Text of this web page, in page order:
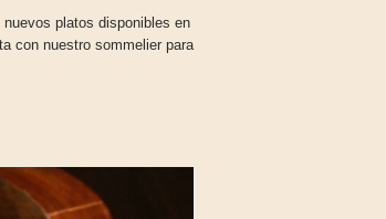
platos disponibles en
con nuestro sommelier para